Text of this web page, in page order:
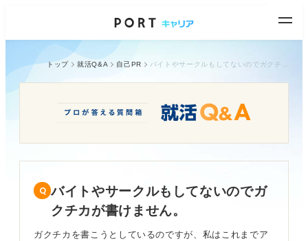
トップ 就活Q&A 自己PR
バイトやサークルもしてないのでガ
クチカが書けません。
ガクチカを書こうとしているのですが、私はこれまでア